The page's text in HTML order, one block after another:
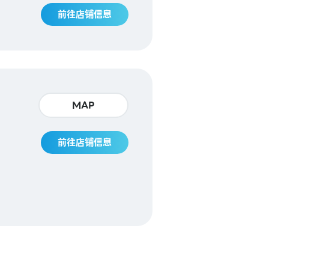
前往店铺信息
MAP
前往店铺信息